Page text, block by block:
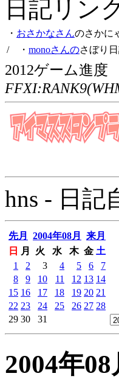
日記リン
・ おさかなさんのさかに
/ ・ monoさんのさぼり日
2012ゲーム進度
hns - 日記
先月 2004年08月
来月
日
月 火 水 木 金 土
1
2 3 4 5 6
7
8
9 10 11 12 13 14
15 16 17 18 19 20 21
22 23 24 25 26 27 28
29 30 31
2004年